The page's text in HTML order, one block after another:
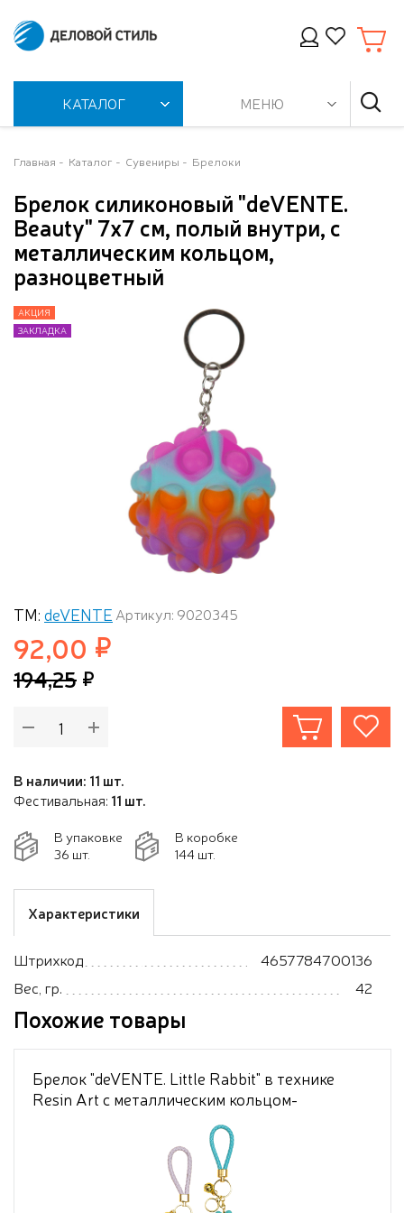
КАТАЛОГ МЕНЮ
Главная Каталог Сувениры Брелоки
Брелок силиконовый "deVENTE.
Beauty" 7x7 cм, полый внутри, с
металлическим кольцом,
разноцветный
АКЦИЯ
ЗАКЛАДКА
АКЦИЯ
ЗАКЛАДКА
ТМ: deVENTE Артикул: 9020345
92,00
194,25
В наличии: 11 шт.
Фестивальная: 11 шт.
В упаковке
36 шт.
В коробке
144 шт.
Характеристики
Штрихкод
4657784700136
Вес, гр.
42
Похожие товары
Брелок "deVENTE. Little Rabbit" в технике
Resin Art с металлическим кольцом-
карабином и шнурком из полиуретана в
форме зайчика, ассорти 2 дизайна